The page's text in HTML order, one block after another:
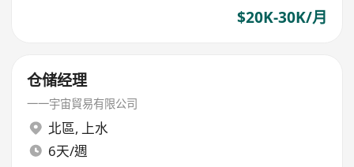
$20K-30K/月
仓储经理
一一宇宙貿易有限公司
北區, 上水
6天/週